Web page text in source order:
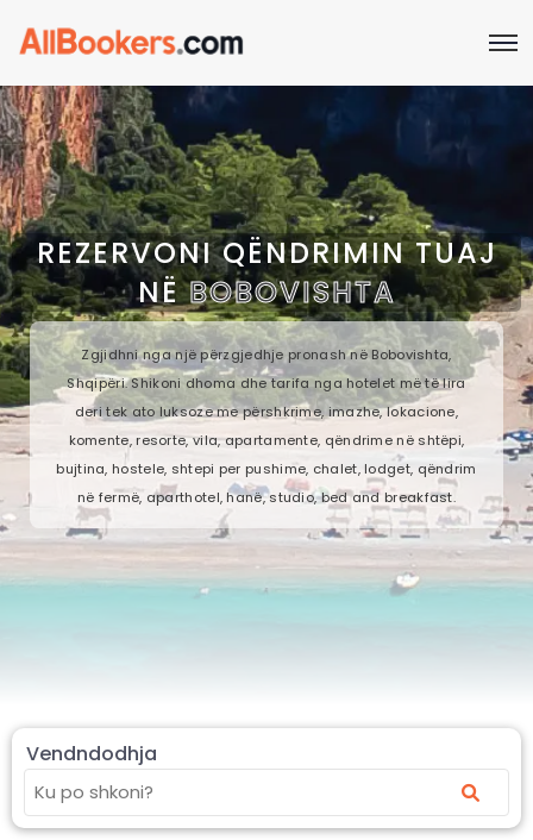
REZERVONI QËNDRIMIN TUAJ
NËBOBOVISHTA
Zgjidhni nga një përzgjedhje pronash në Bobovishta,
Shqipëri. Shikoni dhoma dhe tarifa nga hotelet më të lira
deri tek ato luksoze me përshkrime, imazhe, lokacione,
komente, resorte, vila, apartamente, qëndrime në shtëpi,
bujtina, hostele, shtepi per pushime, chalet, lodget, qëndrim
në fermë, aparthotel, hanë, studio, bed and breakfast.
Vendndodhja